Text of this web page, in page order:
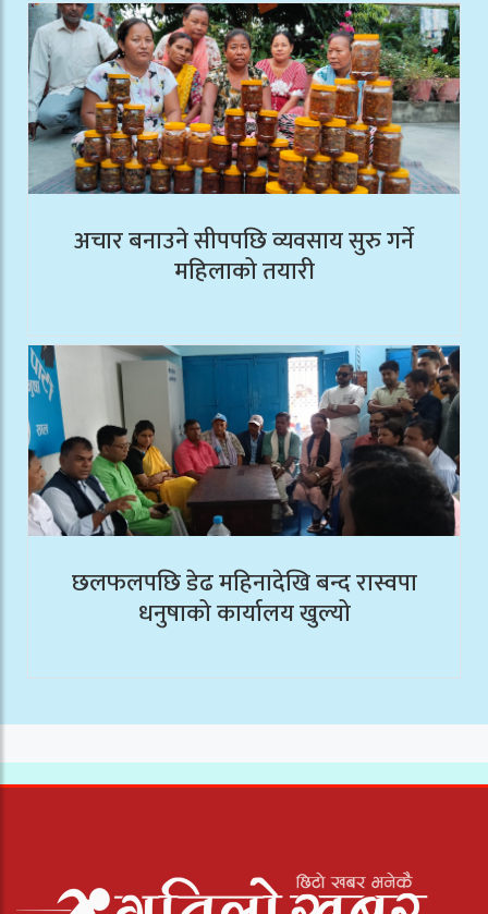
अचार बनाउने सीपपछि व्यवसाय सुरु गर्ने
महिलाको तयारी
छलफलपछि डेढ महिनादेखि बन्द रास्वपा
धनुषाको कार्यालय खुल्यो